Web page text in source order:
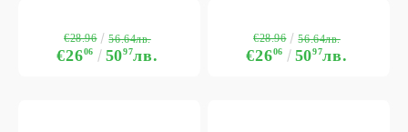
€2606 5097лв.
€28.96 56.64лв.
€2606 5097лв.
€28.96 56.64лв.